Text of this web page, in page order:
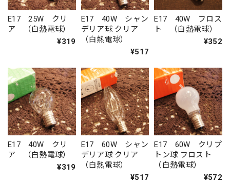
E17 25W クリ
ア （白熱電球）
¥319
E17 40W シャン
デリア球 クリア
（白熱電球）
¥517
E17 40W フロス
ト （白熱電球）
¥352
E17 40W クリ
ア （白熱電球）
¥319
E17 60W シャン
デリア球 クリア
（白熱電球）
¥517
E17 60W クリプ
トン球 フロスト
（白熱電球）
¥572